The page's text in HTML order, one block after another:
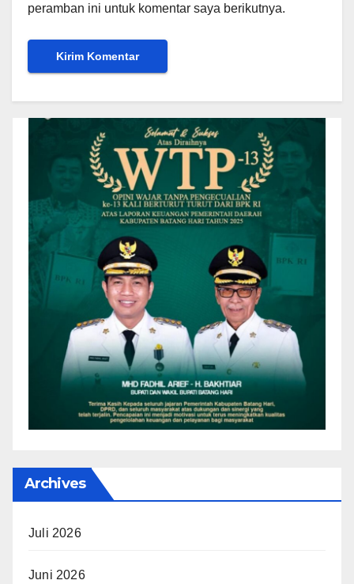
peramban ini untuk komentar saya berikutnya.
Archives
Juli 2026
Juni 2026